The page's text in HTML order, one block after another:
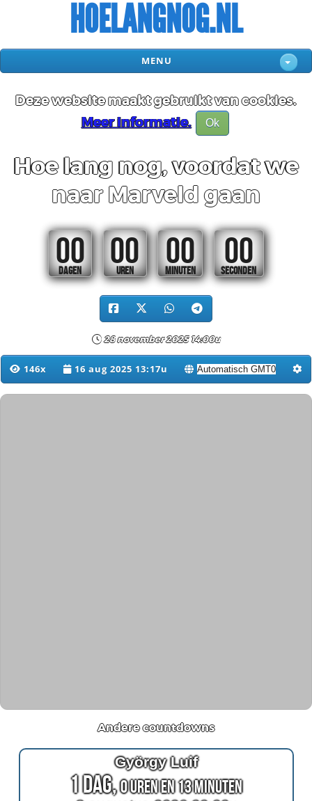
HOELANGNOG.NL
MENU
Deze website maakt gebruikt van cookies.
Meer informatie.
Ok
Hoe lang nog, voordat we
naar Marveld gaan
00
DAGEN
00
UREN
00
MINUTEN
00
SECONDEN
28 november 2025 14:00u
146x 16 aug 2025 13:17u
Andere countdowns
György Luif
1 Dag,0 Uren en 13 Minuten